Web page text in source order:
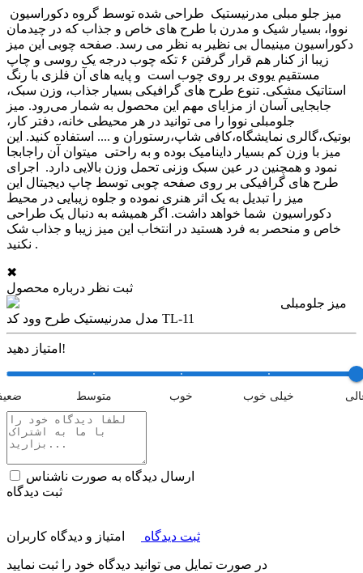
نووا، بسیار شیک و مدرن با طرح های خاص و جذاب که در چیدمان
دکوراسیون مینیمال بی نظیر به نظر می رسد. صفحه چوبی این میز
زیبا از کنار هم قرار گرفتن ۶ تکه چوب درجه یک روسی و چاپ
مستقیم یووی بر روی چوب است و پایه های آن فلزی با رنگ
استاتیک مشکی. تنوع طرح های گرافیکی بسیار جذاب، وزن سبک،
جابجایی آسان از مزایای مهم این محصول به شمار می‌رود. میز
جلومبلی نووا را می توانید در هر محیطی خانه، دفتر کار،
بوتیک،گالری نمایشگاه،کافی شاپ،رستوران و .... استفاده کنید. این
میز با وزن کم بسیار داینامیک بوده و به راحتی میتوان آن راجابجا
نمود و همچنین در عین سبک وزنی تحمل وزن بالایی دارد. اجرای
طرح های گرافیکی بر روی صفحه چوبی توسط چاپ دیجیتال این
میز را تبدیل به یک اثر هنری نموده و جلوه زیبایی در محیط
دکوراسیون شما خواهد داشت. اگر همیشه به دنبال یک طراحی
خاص و منحصر به فرد هستید در انتخاب این میز زیبا و جذاب شک
نکنید.
✖
ثبت نظر درباره محصول
میز جلومبلی
مدل مدرنیستیک طرح وود کد TL-11
امتیاز دهید!
متوسط خوب خیلی خوب
ارسال دیدگاه به صورت ناشناس
ثبت دیدگاه
ثبت دیدگاه امتیاز و دیدگاه کاربران
در صورت تمایل می توانید دیدگاه خود را ثبت نمایید